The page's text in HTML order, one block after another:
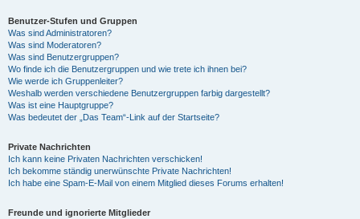
Benutzer-Stufen und Gruppen
Was sind Administratoren?
Was sind Moderatoren?
Was sind Benutzergruppen?
Wo finde ich die Benutzergruppen und wie trete ich ihnen bei?
Wie werde ich Gruppenleiter?
Weshalb werden verschiedene Benutzergruppen farbig dargestellt?
Was ist eine Hauptgruppe?
Was bedeutet der „Das Team“-Link auf der Startseite?
Private Nachrichten
Ich kann keine Privaten Nachrichten verschicken!
Ich bekomme ständig unerwünschte Private Nachrichten!
Ich habe eine Spam-E-Mail von einem Mitglied dieses Forums erhalten!
Freunde und ignorierte Mitglieder